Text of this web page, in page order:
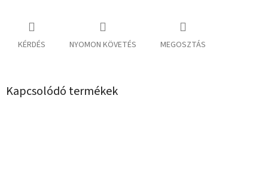
KÉRDÉS NYOMON KÖVETÉS MEGOSZTÁS
Kapcsolódó termékek